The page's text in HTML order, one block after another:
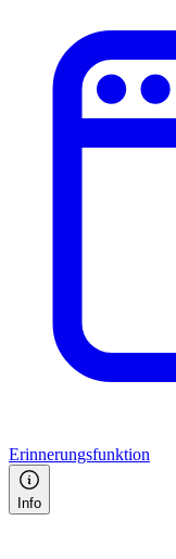
Erinnerungsfunktion
Info